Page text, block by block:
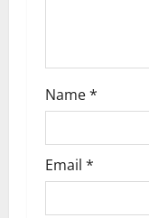
Name*
Email *